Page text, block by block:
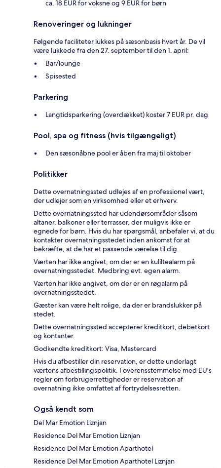
ca. 18 EUR for voksne og 9 EUR for børn
Renoveringer og lukninger
Følgende faciliteter lukkes på sæsonbasis hvert år. De vil
være lukkede fra den 27. september til den 1. april:
Bar/lounge
Spisested
Parkering
Langtidsparkering (overdækket) koster 7 EUR pr. dag
Pool, spa og fitness (hvis tilgængeligt)
Den sæsonåbne pool er åben fra maj til oktober
Politikker
Dette overnatningssted udlejes af en professionel vært,
der udlejer som en virksomhed eller et erhverv.
Dette overnatningssted har udendørsområder såsom
altaner, balkoner eller terrasser, der muligvis ikke er
egnede for børn. Hvis du har spørgsmål, anbefaler vi, at du
kontakter overnatningsstedet inden ankomst for at
bekræfte, at de har et passende værelse til dig.
Værten har ikke angivet, om der er en kuliltealarm på
overnatningsstedet. Medbring evt. egen alarm.
Værten har ikke angivet, om der er en røgalarm på
overnatningsstedet.
Gæster kan være helt rolige, da der er brandslukker på
stedet.
Dette overnatningssted accepterer kreditkort, debetkort
og kontanter.
Godkendte kreditkort: Visa, Mastercard
Hvis du afbestiller din reservation, er dette underlagt
værtens afbestillingspolitik. I overensstemmelse med EU's
regler om forbrugerrettigheder er reservation af
overnatning ikke omfattet af fortrydelsesretten.
Også kendt som
Del Mar Emotion Liznjan
Residence Del Mar Emotion Liznjan
Residence Del Mar Emotion Aparthotel
Residence Del Mar Emotion Aparthotel Liznjan